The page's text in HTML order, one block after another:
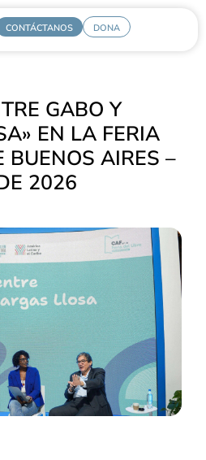
CONTÁCTANOS DONA
GABO Y
EN LA FERIA
BUENOS AIRES –
2026